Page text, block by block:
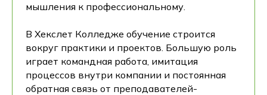
мышления к профессиональному.
В Хекслет Колледже обучение строится
вокруг практики и проектов. Большую роль
играет командная работа, имитация
процессов внутри компании и постоянная
обратная связь от преподавателей-